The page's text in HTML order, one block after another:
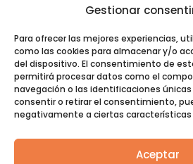
Gestionar
Para ofrecer las mejores experiencias,
como las cookies para almacenar y/o
del dispositivo. El consentimiento de
permitirá procesar datos como el
navegación o las identificaciones
consentir o retirar el consentimiento,
negativamente a ciertas características
Aceptar